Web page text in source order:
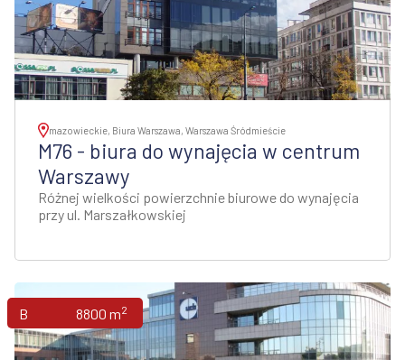
mazowieckie, Biura Warszawa, Warszawa Śródmieście
M76 - biura do wynajęcia w centrum
Warszawy
Różnej wielkości powierzchnie biurowe do wynajęcia
przy ul. Marszałkowskiej
Biura 8800 m2